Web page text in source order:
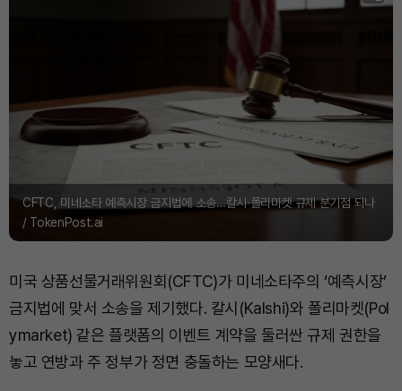
CFTC, 미네소타 예측시장 금지법에 소송…칼시·폴리마켓 규제 분기점 되나
/ TokenPost.ai
미국 상품선물거래위원회(CFTC)가 미네소타주의 ‘예측시장’
금지법에 맞서 소송을 제기했다. 칼시(Kalshi)와 폴리마켓(Pol
ymarket) 같은 플랫폼의 이벤트 계약을 둘러싼 규제 권한을
놓고 연방과 주 정부가 정면 충돌하는 모양새다.